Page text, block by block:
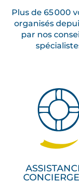
Plus de 65 000
organisés
par nos